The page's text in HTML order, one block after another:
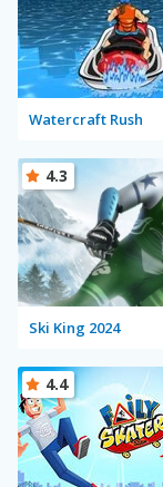
Watercraft Rush
Ski King 2024
4.3
4.4